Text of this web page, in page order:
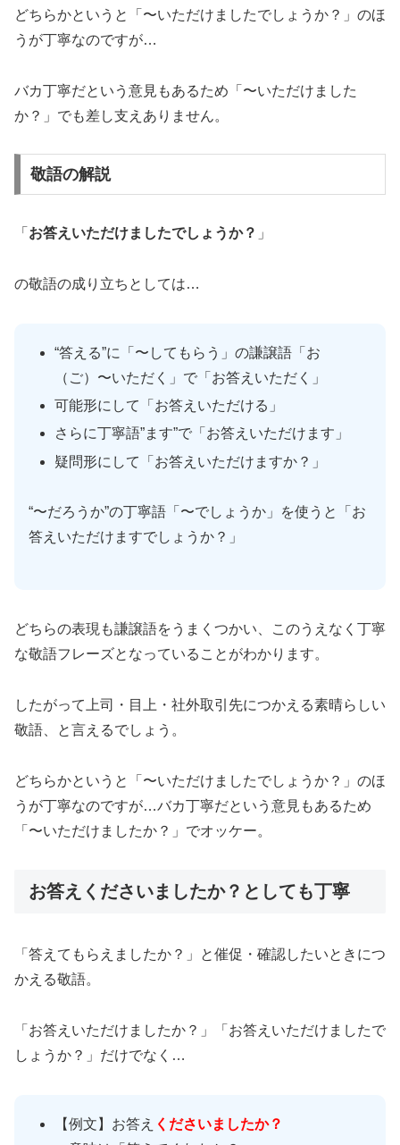
どちらかというと「〜いただけましたでしょうか？」のほ
うが丁寧なのですが…
バカ丁寧だという意見もあるため「〜いただけました
か？」でも差し支えありません。
敬語の解説
「 お答えいただけましたでしょうか？ 」
の敬語の成り立ちとしては…
“答える”に「〜してもらう」の謙譲語「お
（ご）〜いただく」で「お答えいただく」
可能形にして「お答えいただける」
さらに丁寧語”ます”で「お答えいただけます」
疑問形にして「お答えいただけますか？」
“〜だろうか”の丁寧語「〜でしょうか」を使うと「お
答えいただけますでしょうか？」
どちらの表現も謙譲語をうまくつかい、このうえなく丁寧
な敬語フレーズとなっていることがわかります。
したがって上司・目上・社外取引先につかえる素晴らしい
敬語、と言えるでしょう。
どちらかというと「〜いただけましたでしょうか？」のほ
うが丁寧なのですが…バカ丁寧だという意見もあるため
「〜いただけましたか？」でオッケー。
お答えくださいましたか？としても丁寧
「答えてもらえましたか？」と催促・確認したいときにつ
かえる敬語。
「お答えいただけましたか？」「お答えいただけましたで
しょうか？」だけでなく…
【例文】お答え くださいましたか？